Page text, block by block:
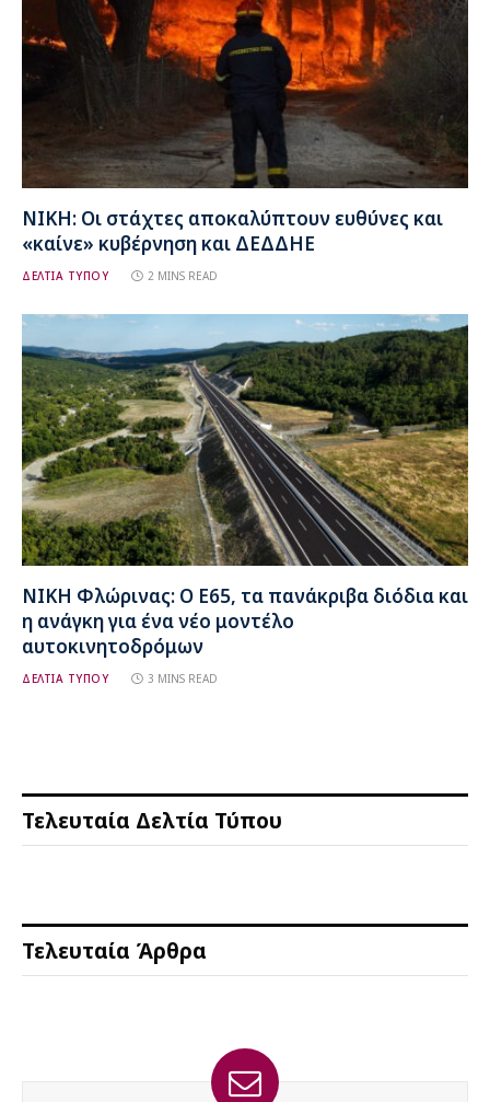
ΝΙΚΗ: Οι στάχτες αποκαλύπτουν ευθύνες και
«καίνε» κυβέρνηση και ΔΕΔΔΗΕ
ΔΕΛΤΙΑ ΤΥΠΟΥ 2 MINS READ
ΝΙΚΗ Φλώρινας: Ο Ε65, τα πανάκριβα διόδια και
η ανάγκη για ένα νέο μοντέλο
αυτοκινητοδρόμων
ΔΕΛΤΙΑ ΤΥΠΟΥ 3 MINS READ
Τελευταία Δελτία Τύπου
Τελευταία Άρθρα